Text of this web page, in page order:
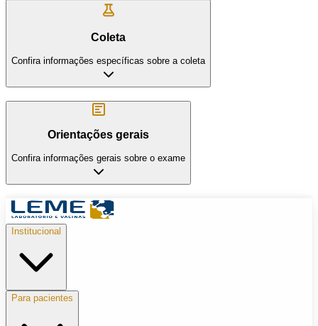
Coleta
Confira informações específicas sobre a coleta
Orientações gerais
Confira informações gerais sobre o exame
Institucional
Para pacientes